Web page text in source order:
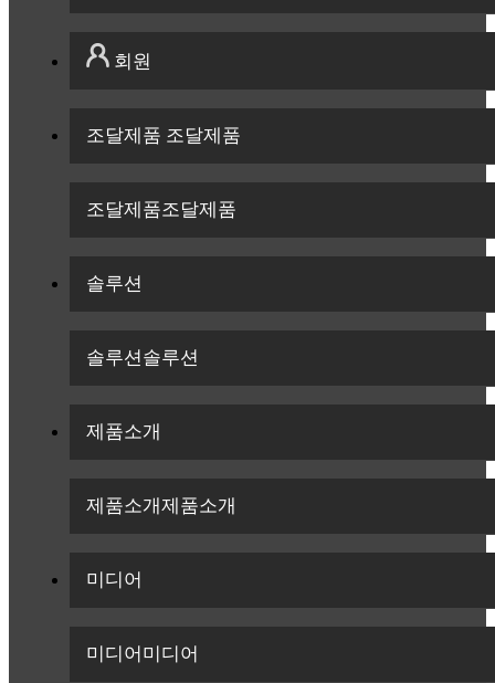
회원
조달제품 조달제품
조달제품조달제품
솔루션
솔루션솔루션
제품소개
제품소개제품소개
미디어
미디어 미디어